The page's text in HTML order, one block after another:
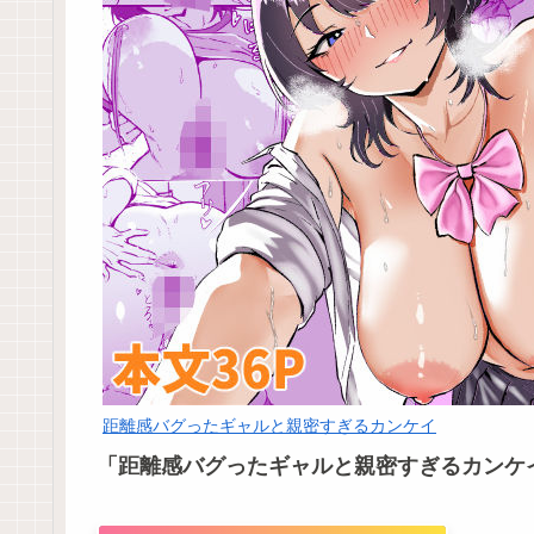
距離感バグったギャルと親密すぎるカンケイ
「距離感バグったギャルと親密すぎるカンケ